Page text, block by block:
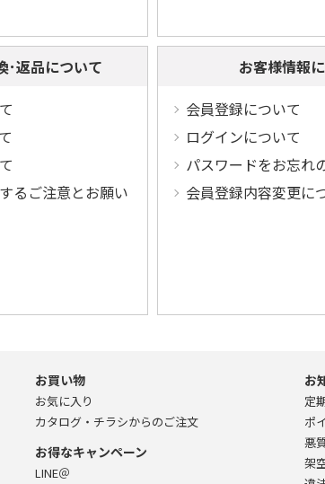
･返品について
るご注意とお願い
お客様情報
会員登録について
ログインについて
パスワードをお忘れ
会員登録内容変更に
お買い物
お気に入り
カタログ・チラシからのご注文
お得なキャンペーン
LINE＠
お
定
ポ
悪
架